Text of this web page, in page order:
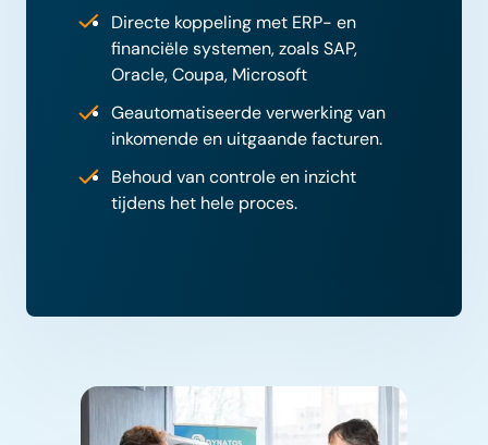
Directe koppeling met ERP- en
financiële systemen, zoals SAP,
Oracle, Coupa, Microsoft
Geautomatiseerde verwerking van
inkomende en uitgaande facturen.
Behoud van controle en inzicht
tijdens het hele proces.